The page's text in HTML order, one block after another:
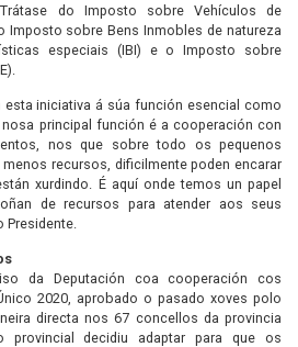
do Imposto sobre Vehículos de
Imposto sobre Bens Inmobles de natureza
especiais (IBI) e o Imposto sobre
esta iniciativa á súa función esencial como
principal función é a cooperación con
nos que sobre todo os pequenos
recursos, dificilmente poden encarar
xurdindo. É aquí onde temos un papel
de recursos para atender aos seus
Presidente.
da Deputación coa cooperación cos
2020, aprobado o pasado xoves polo
directa nos 67 concellos da provincia
provincial decidiu adaptar para que os